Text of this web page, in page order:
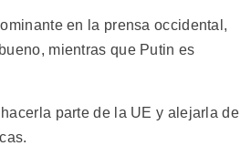
en la prensa occidental,
mientras que Putin es
parte de la UE y alejarla de